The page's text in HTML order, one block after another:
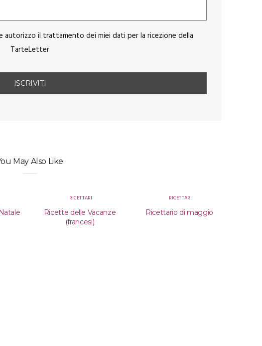
autorizzo il trattamento dei miei dati per la ricezione della
TarteLetter
May Also Like
RICETTARI
Ricette delle Vacanze
(francesi)
RICETTARI
Ricettario di maggio